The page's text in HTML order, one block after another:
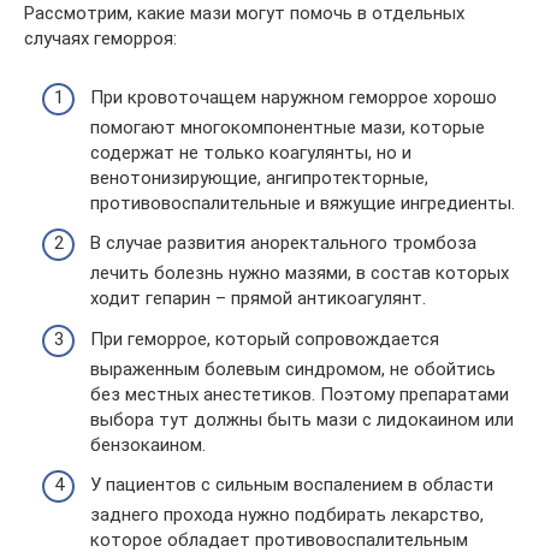
Рассмотрим, какие мази могут помочь в отдельных
случаях геморроя:
При кровоточащем наружном геморрое хорошо
помогают многокомпонентные мази, которые
содержат не только коагулянты, но и
венотонизирующие, ангипротекторные,
противовоспалительные и вяжущие ингредиенты.
В случае развития аноректального тромбоза
лечить болезнь нужно мазями, в состав которых
ходит гепарин – прямой антикоагулянт.
При геморрое, который сопровождается
выраженным болевым синдромом, не обойтись
без местных анестетиков. Поэтому препаратами
выбора тут должны быть мази с лидокаином или
бензокаином.
У пациентов с сильным воспалением в области
заднего прохода нужно подбирать лекарство,
которое обладает противовоспалительным